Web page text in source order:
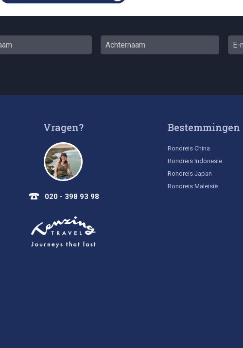
Bestemmingen
Rondreis China
Rondreis Indonesië
Rondreis Japan
Rondreis Maleisië
Vragen?
020 - 398 93 98